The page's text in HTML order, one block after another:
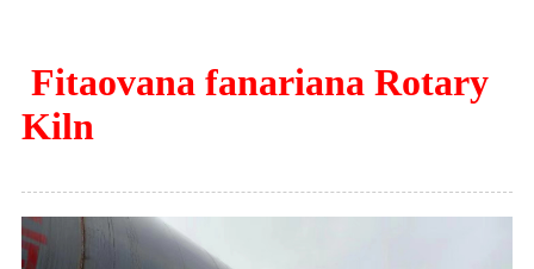
Fitaovana fanariana Rotary
Kiln